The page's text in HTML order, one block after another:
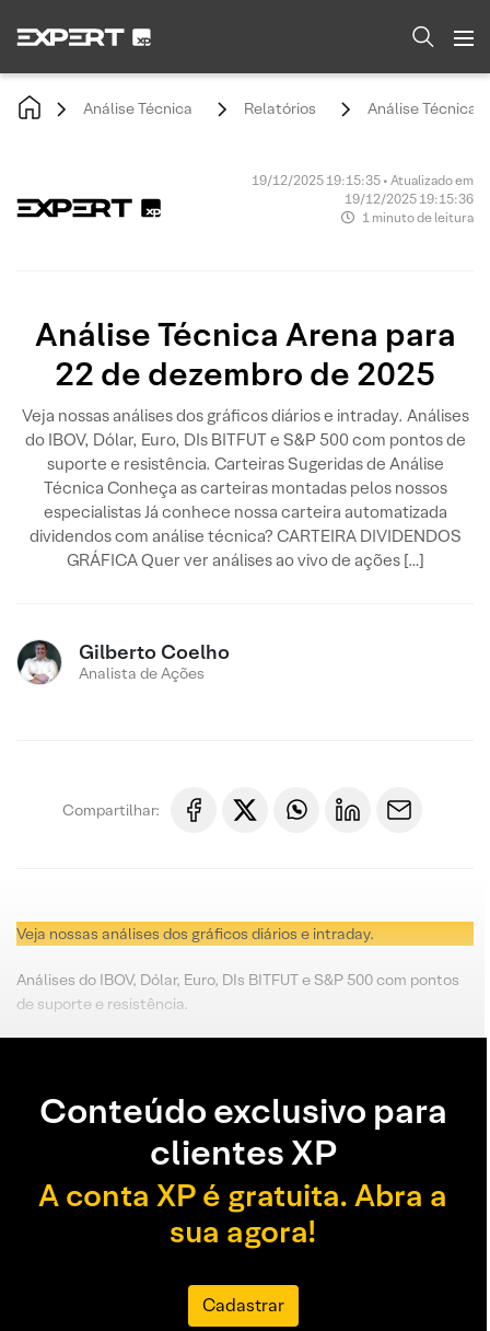
Análise Técnica Relatórios Análise Técnica
19/12/2025 19:15:35 • Atualizado em
19/12/2025 19:15:36
1 minuto de leitura
Análise Técnica Arena para
22 de dezembro de 2025
Veja nossas análises dos gráficos diários e intraday. Análises
do IBOV, Dólar, Euro, DIs BITFUT e S&P 500 com pontos de
suporte e resistência. Carteiras Sugeridas de Análise
Técnica Conheça as carteiras montadas pelos nossos
especialistas Já conhece nossa carteira automatizada
dividendos com análise técnica? CARTEIRA DIVIDENDOS
GRÁFICA Quer ver análises ao vivo de ações […]
Gilberto Coelho
Analista de Ações
Compartilhar:
Veja nossas análises dos gráficos diários e intraday.
Análises do IBOV, Dólar, Euro, DIs BITFUT e S&P 500 com pontos
de suporte e resistência.
Conteúdo exclusivo para
clientes XP
A conta XP é gratuita. Abra a
sua agora!
Cadastrar